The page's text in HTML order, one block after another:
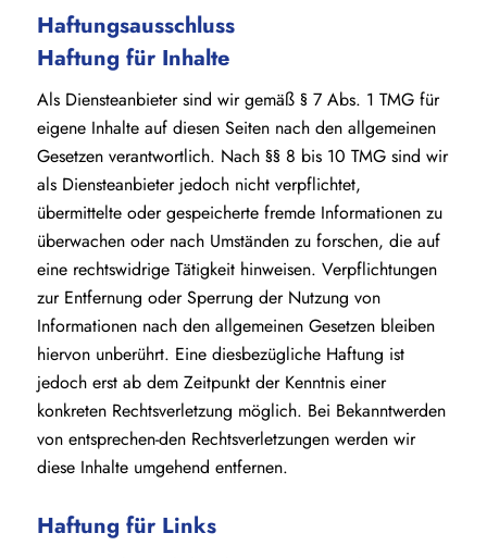
Haftungsausschluss
Haftung für Inhalte
Als Diensteanbieter sind wir gemäß § 7 Abs. 1 TMG für
eigene Inhalte auf diesen Seiten nach den allgemeinen
Gesetzen verantwortlich. Nach §§ 8 bis 10 TMG sind wir
als Diensteanbieter jedoch nicht verpflichtet,
übermittelte oder gespeicherte fremde Informationen zu
überwachen oder nach Umständen zu forschen, die auf
eine rechtswidrige Tätigkeit hinweisen. Verpflichtungen
zur Entfernung oder Sperrung der Nutzung von
Informationen nach den allgemeinen Gesetzen bleiben
hiervon unberührt. Eine diesbezügliche Haftung ist
jedoch erst ab dem Zeitpunkt der Kenntnis einer
konkreten Rechtsverletzung möglich. Bei Bekanntwerden
von entsprechen-den Rechtsverletzungen werden wir
diese Inhalte umgehend entfernen.
Haftung für Links